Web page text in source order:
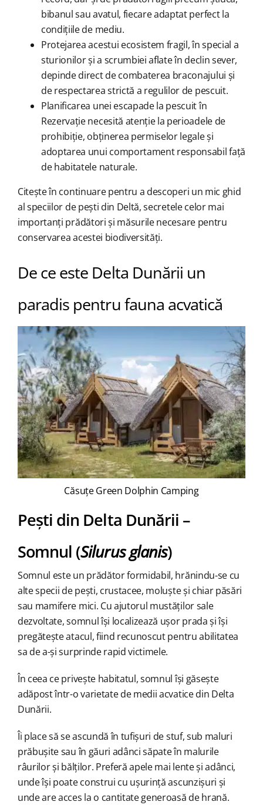
bibanul sau avatul, fiecare adaptat perfect la
condițiile de mediu.
Protejarea acestui ecosistem fragil, în special a
sturionilor și a scrumbiei aflate în declin sever,
depinde direct de combaterea braconajului și
de respectarea strictă a regulilor de pescuit.
Planificarea unei escapade la pescuit în
Rezervație necesită atenție la perioadele de
prohibiție, obținerea permiselor legale și
adoptarea unui comportament responsabil față
de habitatele naturale.
Citește în continuare pentru a descoperi un mic ghid
al speciilor de pești din Deltă, secretele celor mai
importanți prădători și măsurile necesare pentru
conservarea acestei biodiversități.
De ce este Delta Dunării un
paradis pentru fauna acvatică
Căsuțe Green Dolphin Camping
Pești din Delta Dunării –
Somnul (Silurus glanis)
Somnul este un prădător formidabil, hrănindu-se cu
alte specii de pești, crustacee, moluște și chiar păsări
sau mamifere mici. Cu ajutorul mustăților sale
dezvoltate, somnul își localizează ușor prada și își
pregătește atacul, fiind recunoscut pentru abilitatea
sa de a-și surprinde rapid victimele.
În ceea ce privește habitatul, somnul își găsește
adăpost într-o varietate de medii acvatice din Delta
Dunării.
Îi place să se ascundă în tufișuri de stuf, sub maluri
prăbușite sau în găuri adânci săpate în malurile
râurilor și bălților. Preferă apele mai lente și adânci,
unde își poate construi cu ușurință ascunzișuri și
unde are acces la o cantitate generoasă de hrană.